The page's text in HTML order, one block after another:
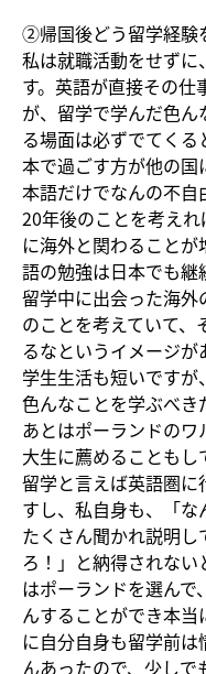
②帰国後どう留学経験
私は就職活動をせず
す。英語が直接その
が、留学で学んだ色
る場面は必ずでてく
本で過ごす方が他の国
本語だけでなんの不自
20年後のことを考え
に海外と関わること
語の勉強は日本でも継
留学中に出会った海
のことを考えていて
るなというイメージが
学生生活も短いです
色んなことを学ぶべき
あとはポーランドの
大生に薦めることもし
留学と言えば英語圏に
すし、私自身も、「
たくさん聞かれ説明
ろ！」と納得されな
はポーランドを選んで
んすることができ本
に自分自身も留学前
んあったので、少し